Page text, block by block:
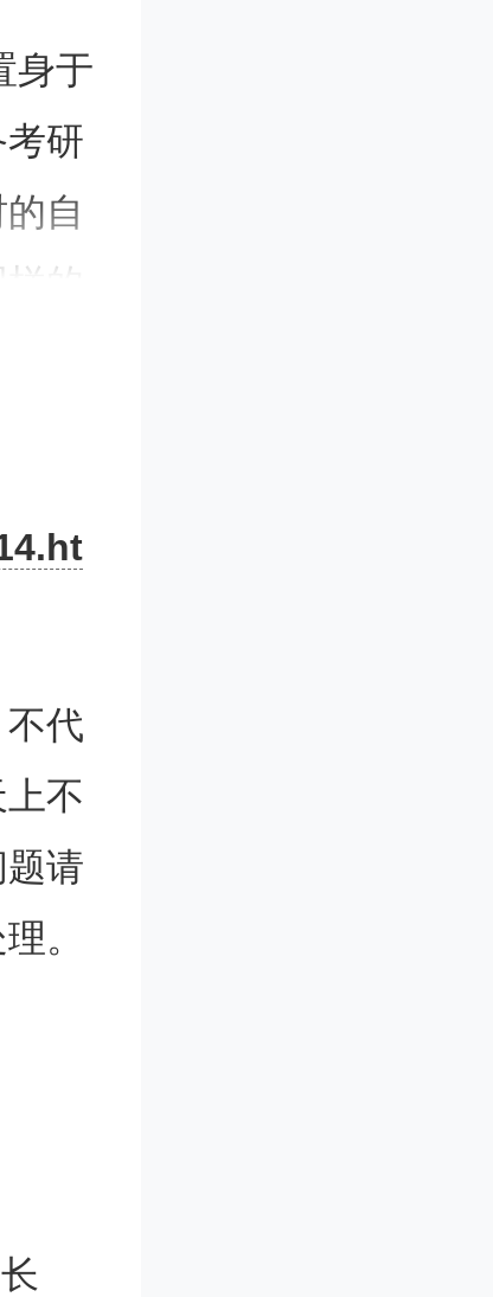
身于
研
自
的
不
的
在
园
让
我
把
代
不
请
。